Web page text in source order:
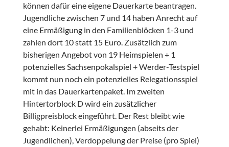
können dafür eine eigene Dauerkarte beantragen.
Jugendliche zwischen 7 und 14 haben Anrecht auf
eine Ermäßigung in den Familienblöcken 1-3 und
zahlen dort 10 statt 15 Euro. Zusätzlich zum
bisherigen Angebot von 19 Heimspielen + 1
potenzielles Sachsenpokalspiel + Werder-Testspiel
kommt nun noch ein potenzielles Relegationsspiel
mit in das Dauerkartenpaket. Im zweiten
Hintertorblock D wird ein zusätzlicher
Billigpreisblock eingeführt. Der Rest bleibt wie
gehabt: Keinerlei Ermäßigungen (abseits der
Jugendlichen), Verdoppelung der Preise (pro Spiel)